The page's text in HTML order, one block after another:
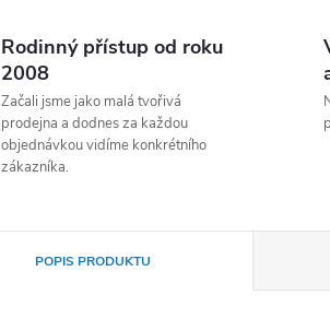
Rodinný přístup od roku
2008
Začali jsme jako malá tvořivá
prodejna a dodnes za každou
objednávkou vidíme konkrétního
zákazníka.
POPIS PRODUKTU